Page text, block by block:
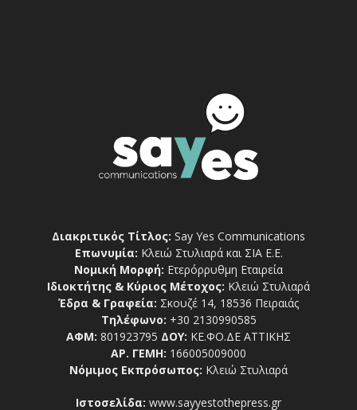
Διακριτικός Τίτλος: Say Yes Communications
Επωνυμία: Κλειώ Στυλιαρά και ΣΙΑ Ε.Ε.
Νομική Μορφή: Ετερόρρυθμη Εταιρεία
Ιδιοκτήτης & Κύριος Μέτοχος: Κλειώ Στυλιαρά
Έδρα & Γραφεία: Σκουζέ 14, 18536 Πειραιάς
Τηλέφωνο: +30 2130990585
ΑΦΜ: 801923795 ΔΟΥ: ΚΕ.ΦΟ.ΔΕ ΑΤΤΙΚΗΣ
ΑΡ. ΓΕΜΗ: 166005009000
Νόμιμος Εκπρόσωπος: Κλειώ Στυλιαρά
Ιστοσελίδα: www.sayyestothepress.gr